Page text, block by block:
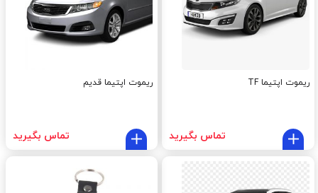
ریموت اپتیما TF
تماس بگیرید
ریموت اپتیما قدیم
تماس بگیرید